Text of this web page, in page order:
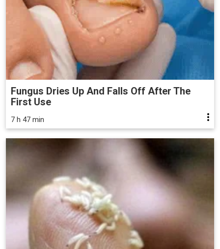
Fungus Dries Up And Falls Off After The
First Use
7 h 47 min